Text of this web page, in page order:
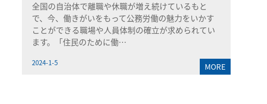
全国の自治体で離職や休職が増え続けているもと
で、今、働きがいをもって公務労働の魅力をいかす
ことができる職場や人員体制の確立が求められてい
ます。「住民のために働…
2024-1-5 MORE